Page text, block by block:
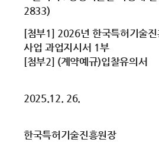
2833)
[첨부1] 2026년 한국특허기술
사업 과업지시서 1부
[첨부2] (계약예규)입찰유의서
2025.12. 26.
한국특허기술진흥원장